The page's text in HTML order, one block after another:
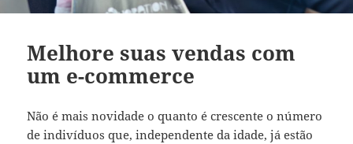
Melhore suas vendas com
um e-commerce
Não é mais novidade o quanto é crescente o número
de indivíduos que, independente da idade, já estão